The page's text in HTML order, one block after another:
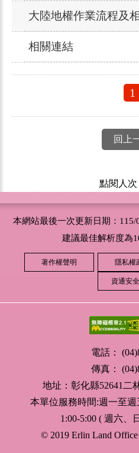
大陸地權作業流程及
相關連結
1
回上
點閱人次
本網站最後一次更新日期：
建議最佳解析度為
著作權聲明 隱私權
資通安
電話：
傳真：
地址：彰化縣52641二
本單位服務時間:週一至週
1:00-5:00 ( 週六、
© 2019 Erlin Land